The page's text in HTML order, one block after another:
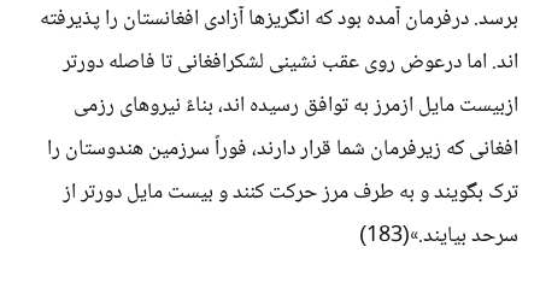
برسد. درفرمان آمده بود که انگریزها آزادی افغانستان را پذیرفته
اند. اما درعوض روی عقب نشینی لشکرافغانی تا فاصله دورتر
ازبیست مایل ازمرز به توافق رسیده اند، بناءً نیروهای رزمی
افغانی که زیرفرمان شما قرار دارند، فوراً سرزمین هندوستان را
ترک بگویند و به طرف مرز حرکت کنند و بیست مایل دورتر از
سرحد بیایند.»(183)